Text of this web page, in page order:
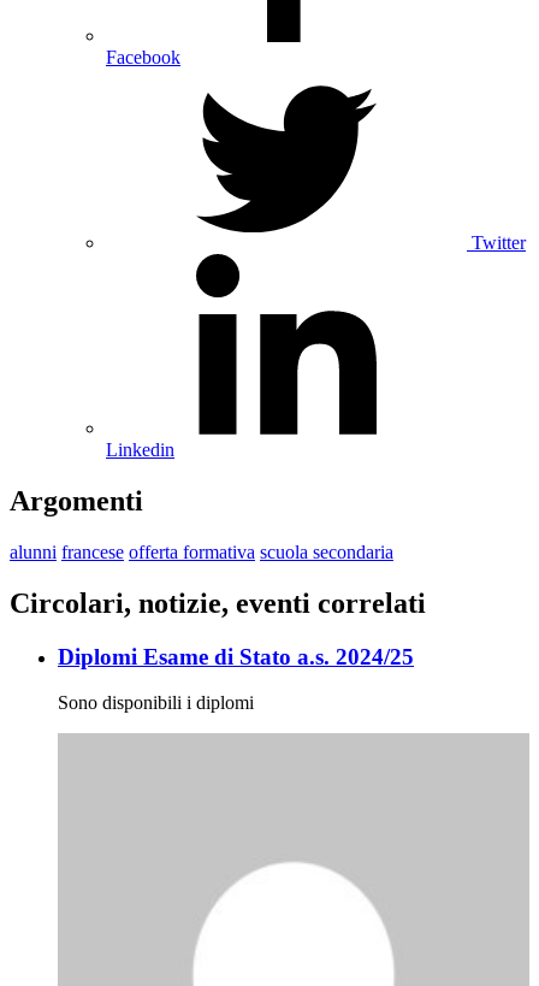
Facebook
Twitter
Linkedin
Argomenti
alunni francese offerta formativa scuola secondaria
Circolari, notizie, eventi correlati
Diplomi Esame di Stato a.s. 2024/25
Sono disponibili i diplomi